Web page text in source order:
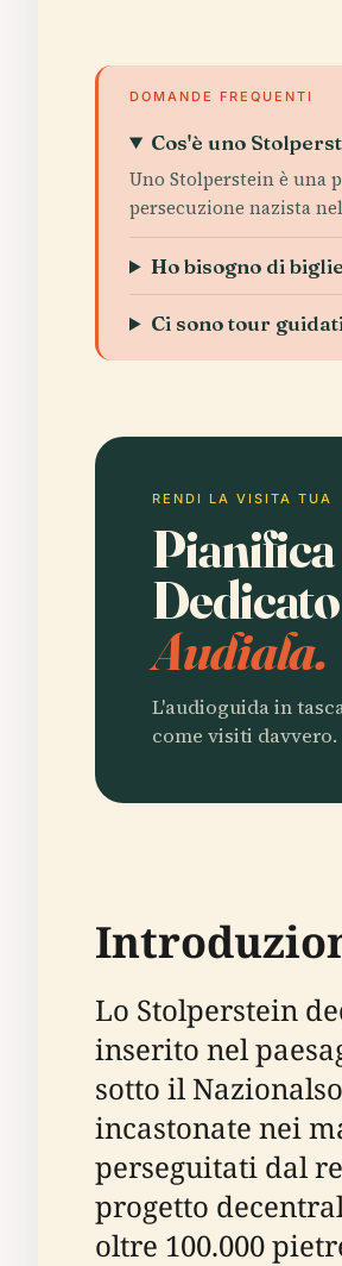
DOMANDE FREQUENTI
Cos'è uno
Uno Stolperstein è una
persecuzione nazista
Ho bisogno di
Ci sono tour
RENDI LA VISITA TUA
Audiala.
L'audioguida in
come visiti davvero.
Lo Stolperstein
inserito nel
sotto il
incastonate nei
perseguitati dal
progetto
oltre 100.000